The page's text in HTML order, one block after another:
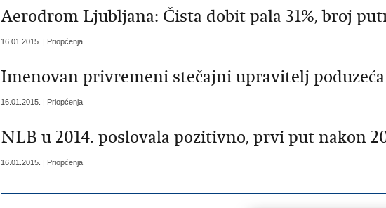
Aerodrom Ljubljana: Čista dobit pala 31%, broj
16.01.2015. | Priopćenja
Imenovan privremeni stečajni upravitelj
16.01.2015. | Priopćenja
NLB u 2014. poslovala pozitivno, prvi put nakon
16.01.2015. | Priopćenja